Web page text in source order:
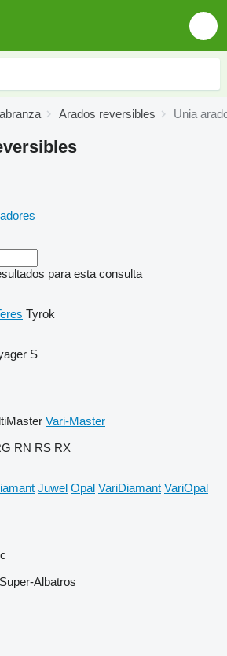
Arados reversibles Unia
para esta consulta
Tyrok
S
Vari-Master
RN RS RX
Juwel Opal VariDiamant VariOpal
Super-Albatros